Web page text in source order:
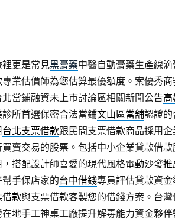
更是常見黑膏藥中醫自動膏藥生產線
專業估價師為您估算最優額度。案優秀
當鋪融資未上市討論區相關新聞公告
所首選保密合法當鋪文山區當舖認證
台北支票借款跟民間支票借款商品採用
賣交易的股票。包括中小企業貸款借款
搭配設計師喜愛的現代風格電動沙發推
手保店家的台中借錢專員評估貸款資
借款與支票借款客製您的借錢方案。台
地手工神桌工廠提升解毒能力資金夥伴